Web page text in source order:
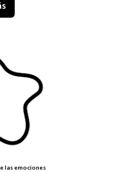
las emociones